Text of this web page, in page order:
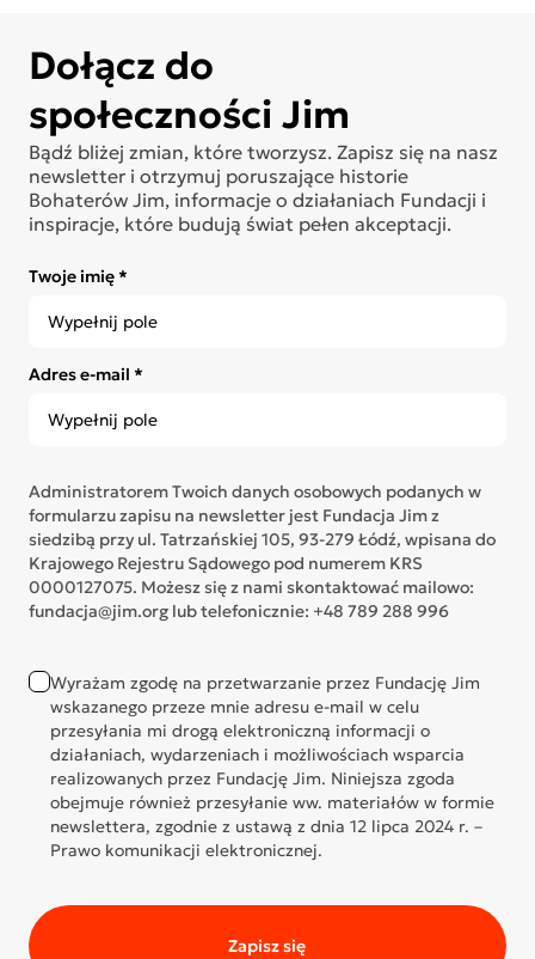
Dołącz do
społeczności Jim
Bądź bliżej zmian, które tworzysz. Zapisz się na nasz
newsletter i otrzymuj poruszające historie
Bohaterów Jim, informacje o działaniach Fundacji i
inspiracje, które budują świat pełen akceptacji.
Twoje imię *
Adres e-mail *
Administratorem Twoich danych osobowych podanych w
formularzu zapisu na newsletter jest Fundacja Jim z
siedzibą przy ul. Tatrzańskiej 105, 93-279 Łódź, wpisana do
Krajowego Rejestru Sądowego pod numerem KRS
0000127075. Możesz się z nami skontaktować mailowo:
fundacja@jim.org lub telefonicznie: +48 789 288 996
Wyrażam zgodę na przetwarzanie przez Fundację Jim
wskazanego przeze mnie adresu e-mail w celu
przesyłania mi drogą elektroniczną informacji o
działaniach, wydarzeniach i możliwościach wsparcia
realizowanych przez Fundację Jim. Niniejsza zgoda
obejmuje również przesyłanie ww. materiałów w formie
newslettera, zgodnie z ustawą z dnia 12 lipca 2024 r. –
Prawo komunikacji elektronicznej.
Zapisz się